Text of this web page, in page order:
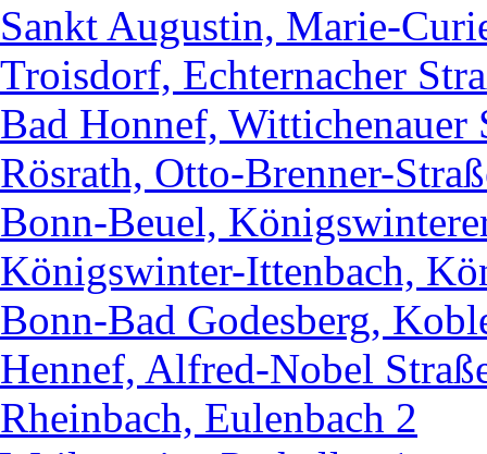
Sankt Augustin, Marie-
Troisdorf, Echternacher
Bad Honnef, Wittichenauer
Rösrath, Otto-Brenner-
Bonn-Beuel,
Königswinter-Ittenbach,
Bonn-Bad Godesberg,
Hennef, Alfred-Nobel
Rheinbach, Eulenbach 2